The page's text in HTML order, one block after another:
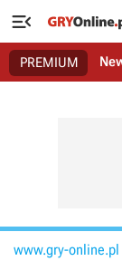

PREMIUM
www.gry-online.pl